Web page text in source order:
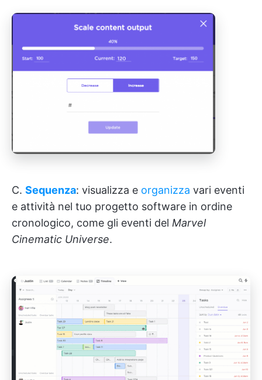
C. Sequenza: visualizza e organizza vari eventi
e attività nel tuo progetto software in ordine
cronologico, come gli eventi del Marvel
Cinematic Universe.